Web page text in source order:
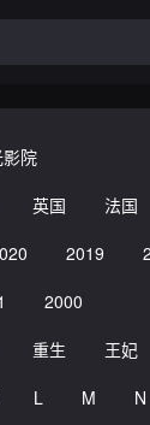
院
英国 法国
2019
2000
重生 王妃
L M N